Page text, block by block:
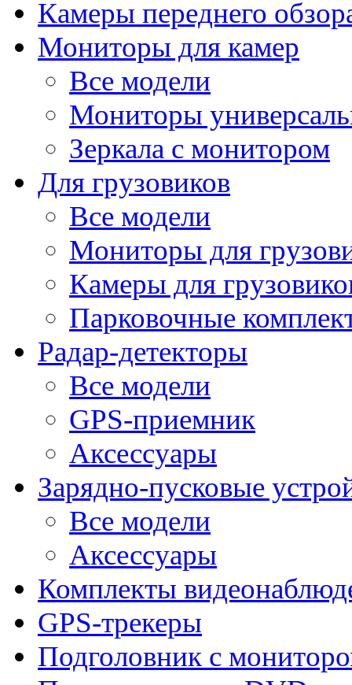
Камеры переднего
Мониторы для камер
Все модели
Мониторы
Зеркала с монитором
Для грузовиков
Все модели
Мониторы для
Камеры для
Парковочные
Радар-детекторы
Все модели
GPS-приемник
Аксессуары
Зарядно-пусковые
Все модели
Аксессуары
Комплекты
GPS-трекеры
Подголовник с